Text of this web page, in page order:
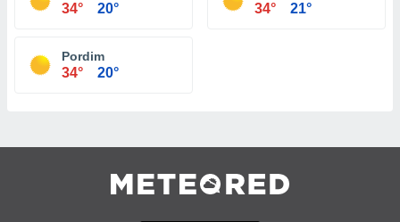
34° 20° 34° 21°
Pordim
34° 20°